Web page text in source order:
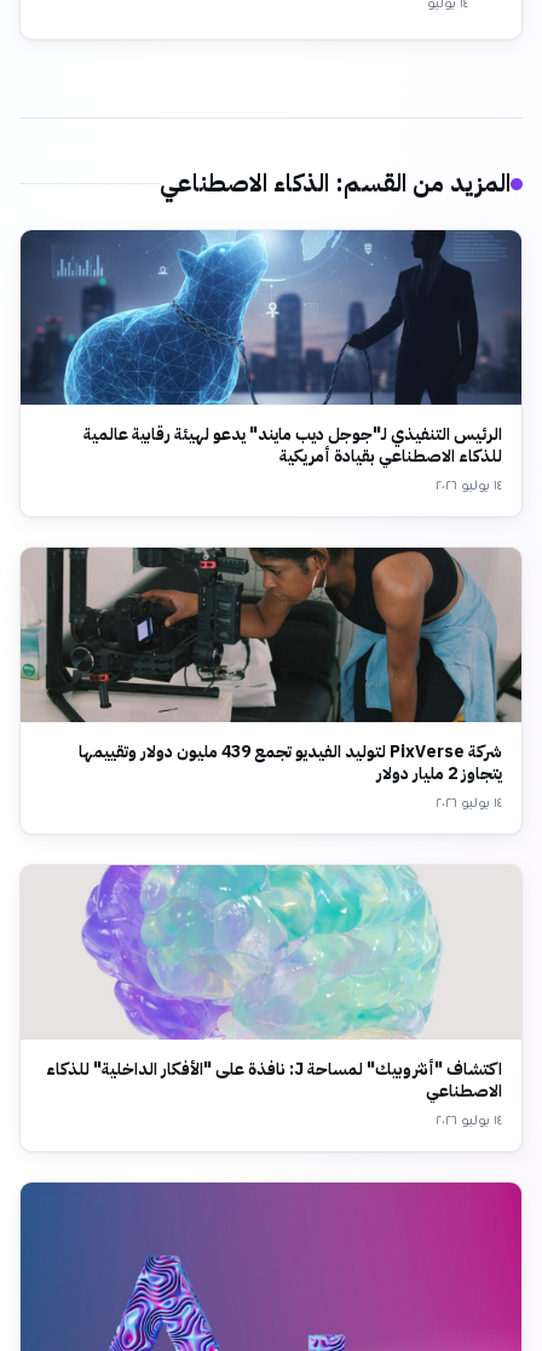
١٤ يوليو
المزيد من القسم: الذكاء الاصطناعي
الرئيس التنفيذي لـ"جوجل ديب مايند" يدعو لهيئة رقابية عالمية
للذكاء الاصطناعي بقيادة أمريكية
١٤ يوليو ٢٠٢٦
شركة PixVerse لتوليد الفيديو تجمع 439 مليون دولار وتقييمها
يتجاوز 2 مليار دولار
١٤ يوليو ٢٠٢٦
اكتشاف "أنثروبيك" لمساحة J: نافذة على "الأفكار الداخلية" للذكاء
الاصطناعي
١٤ يوليو ٢٠٢٦